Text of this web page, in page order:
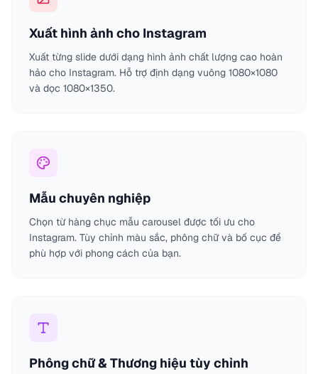
Xuất hình ảnh cho Instagram
Xuất từng slide dưới dạng hình ảnh chất lượng cao hoàn
hảo cho Instagram. Hỗ trợ định dạng vuông 1080×1080
và dọc 1080×1350.
Mẫu chuyên nghiệp
Chọn từ hàng chục mẫu carousel được tối ưu cho
Instagram. Tùy chỉnh màu sắc, phông chữ và bố cục để
phù hợp với phong cách của bạn.
Phông chữ & Thương hiệu tùy chỉnh